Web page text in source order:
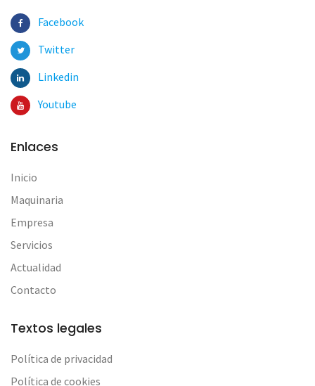
Facebook
Twitter
Linkedin
Youtube
Enlaces
Inicio
Maquinaria
Empresa
Servicios
Actualidad
Contacto
Textos legales
Política de privacidad
Política de cookies